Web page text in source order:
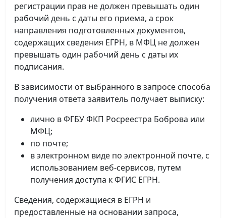
регистрации прав не должен превышать один
рабочий день с даты его приема, а срок
направления подготовленных документов,
содержащих сведения ЕГРН, в МФЦ не должен
превышать один рабочий день с даты их
подписания.
В зависимости от выбранного в запросе способа
получения ответа заявитель получает выписку:
лично в ФГБУ ФКП Росреестра Боброва или
МФЦ;
по почте;
в электронном виде по электронной почте, с
использованием веб-сервисов, путем
получения доступа к ФГИС ЕГРН.
Сведения, содержащиеся в ЕГРН и
предоставленные на основании запроса,